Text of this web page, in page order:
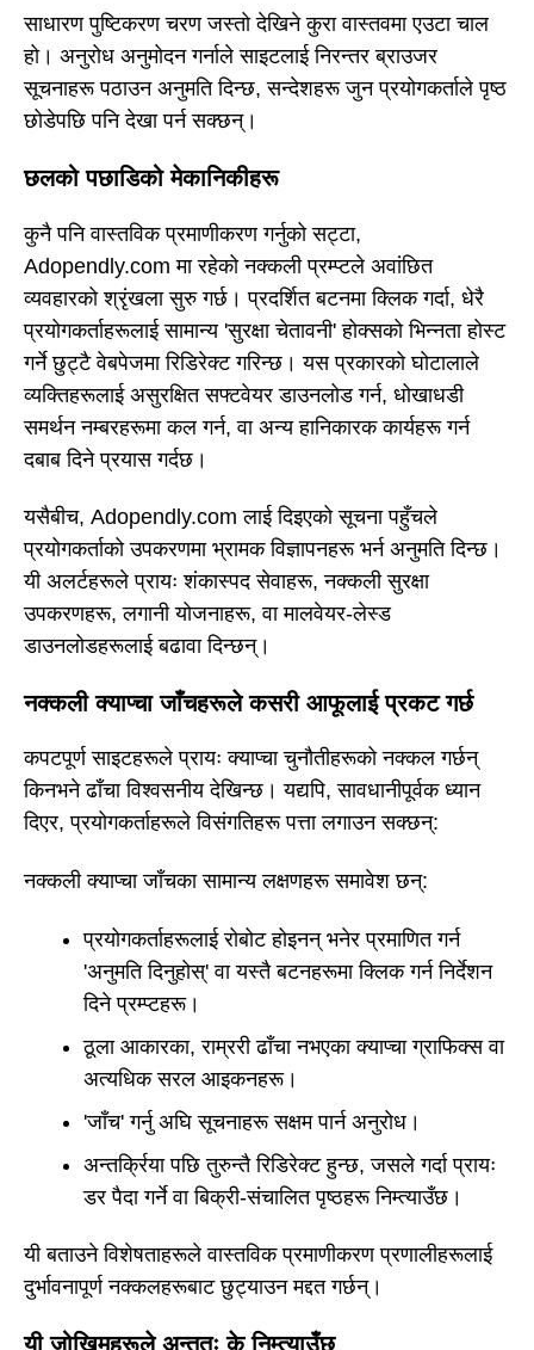
साधारण पुष्टिकरण चरण जस्तो देखिने कुरा वास्तवमा एउटा चाल
हो। अनुरोध अनुमोदन गर्नाले साइटलाई निरन्तर ब्राउजर
सूचनाहरू पठाउन अनुमति दिन्छ, सन्देशहरू जुन प्रयोगकर्ताले पृष्ठ
छोडेपछि पनि देखा पर्न सक्छन्।
छलको पछाडिको मेकानिकीहरू
कुनै पनि वास्तविक प्रमाणीकरण गर्नुको सट्टा,
Adopendly.com मा रहेको नक्कली प्रम्प्टले अवांछित
व्यवहारको श्रृंखला सुरु गर्छ। प्रदर्शित बटनमा क्लिक गर्दा, धेरै
प्रयोगकर्ताहरूलाई सामान्य 'सुरक्षा चेतावनी' होक्सको भिन्नता होस्ट
गर्ने छुट्टै वेबपेजमा रिडिरेक्ट गरिन्छ। यस प्रकारको घोटालाले
व्यक्तिहरूलाई असुरक्षित सफ्टवेयर डाउनलोड गर्न, धोखाधडी
समर्थन नम्बरहरूमा कल गर्न, वा अन्य हानिकारक कार्यहरू गर्न
दबाब दिने प्रयास गर्दछ।
यसैबीच, Adopendly.com लाई दिइएको सूचना पहुँचले
प्रयोगकर्ताको उपकरणमा भ्रामक विज्ञापनहरू भर्न अनुमति दिन्छ।
यी अलर्टहरूले प्रायः शंकास्पद सेवाहरू, नक्कली सुरक्षा
उपकरणहरू, लगानी योजनाहरू, वा मालवेयर-लेस्ड
डाउनलोडहरूलाई बढावा दिन्छन्।
नक्कली क्याप्चा जाँचहरूले कसरी आफूलाई प्रकट गर्छ
कपटपूर्ण साइटहरूले प्रायः क्याप्चा चुनौतीहरूको नक्कल गर्छन्
किनभने ढाँचा विश्वसनीय देखिन्छ। यद्यपि, सावधानीपूर्वक ध्यान
दिएर, प्रयोगकर्ताहरूले विसंगतिहरू पत्ता लगाउन सक्छन्:
नक्कली क्याप्चा जाँचका सामान्य लक्षणहरू समावेश छन्:
प्रयोगकर्ताहरूलाई रोबोट होइनन् भनेर प्रमाणित गर्न
'अनुमति दिनुहोस्' वा यस्तै बटनहरूमा क्लिक गर्न निर्देशन
दिने प्रम्प्टहरू।
ठूला आकारका, राम्ररी ढाँचा नभएका क्याप्चा ग्राफिक्स वा
अत्यधिक सरल आइकनहरू।
'जाँच' गर्नु अघि सूचनाहरू सक्षम पार्न अनुरोध।
अन्तर्क्रिया पछि तुरुन्तै रिडिरेक्ट हुन्छ, जसले गर्दा प्रायः
डर पैदा गर्ने वा बिक्री-संचालित पृष्ठहरू निम्त्याउँछ।
यी बताउने विशेषताहरूले वास्तविक प्रमाणीकरण प्रणालीहरूलाई
दुर्भावनापूर्ण नक्कलहरूबाट छुट्याउन मद्दत गर्छन्।
यी जोखिमहरूले अन्ततः के निम्त्याउँछ